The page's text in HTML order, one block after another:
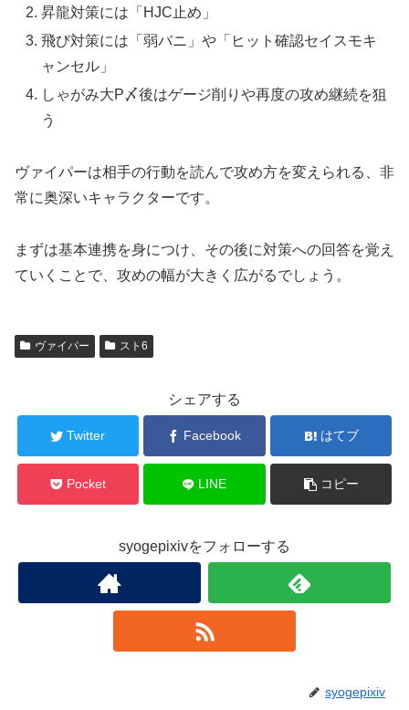
昇龍対策には「HJC止め」
飛び対策には「弱バニ」や「ヒット確認セイスモキ
ャンセル」
しゃがみ大P〆後はゲージ削りや再度の攻め継続を狙
う
ヴァイパーは相手の行動を読んで攻め方を変えられる、非
常に奥深いキャラクターです。
まずは基本連携を身につけ、その後に対策への回答を覚え
ていくことで、攻めの幅が大きく広がるでしょう。
ヴァイパー スト6
シェアする
Twitter Facebook はてブ
Pocket LINE コピー
syogepixivをフォローする
syogepixiv